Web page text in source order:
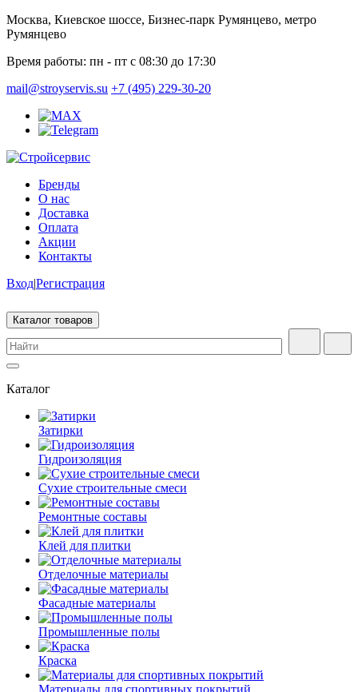
Москва, Киевское шоссе, Бизнес-парк Румянцево, метро
Румянцево
Время работы: пн - пт с 08:30 до 17:30
mail@stroyservis.su +7 (495) 229-30-20
Бренды
О нас
Доставка
Оплата
Акции
Контакты
Вход|Регистрация
Каталог товаров
Каталог
Затирки
Гидроизоляция
Сухие строительные смеси
Ремонтные составы
Клей для плитки
Отделочные материалы
Фасадные материалы
Промышленные полы
Краска
Материалы для спортивных покрытий